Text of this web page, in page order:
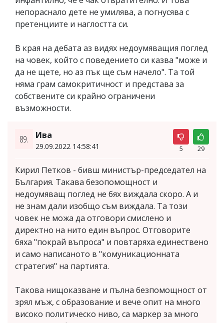
непораснало дете не умилява, а погнусява с
претенциите и наглостта си.
В края на дебата аз видях недоумяващия поглед
на човек, който с поведението си казва "може и
да не щете, но аз пък ще съм начело". Та той
няма грам самокритичност и представа за
собствените си крайно ограничени
възможности.
89. Ива
29.09.2022 14:58:41 5 29
Кирил Петков - бивш министър-председател на
България. Такава безопомощност и
недоумяващ поглед не бях виждала скоро. А и
не знам дали изобщо съм виждала. Та този
човек не можа да отговори смислено и
директно на нито един въпрос. Отговорите
бяха "покрай въпроса" и повтаряха единествено
и само написаното в "комуникационната
стратегия" на партията.
Такова нищоказване и пълна безпомощност от
зрял мъж, с образование и вече опит на много
високо политическо ниво, са маркер за много